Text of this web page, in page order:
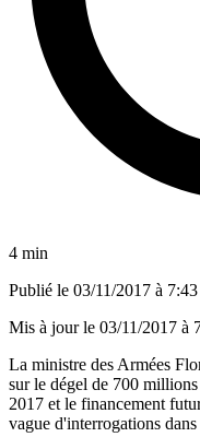
4 min
Publié le 03/11/2017 à 7:43
Mis à jour le 03/11/2017 à
La ministre des Armées
sur le dégel de 700
2017 et le financement
vague d'interrogations